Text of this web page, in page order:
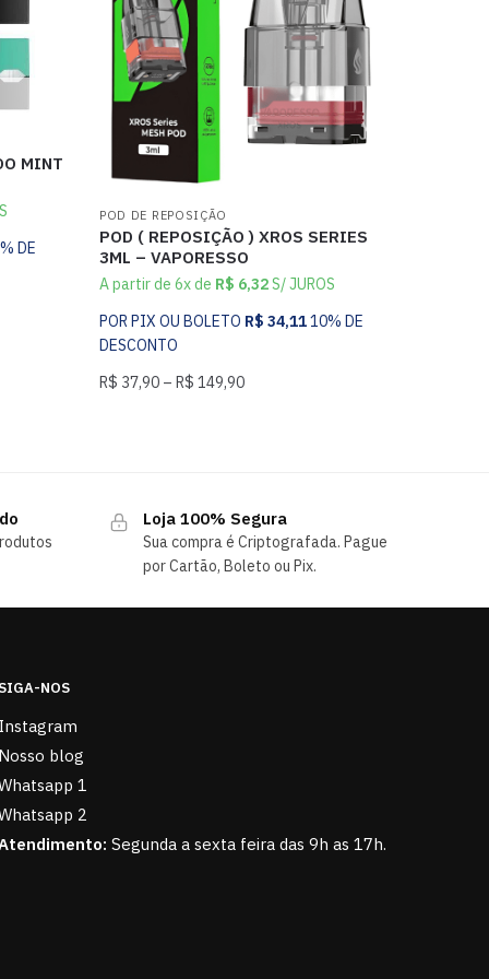
MINT
DE
POD DE REPOSIÇÃO
POD ( REPOSIÇÃO ) XROS SERIES
3ML – VAPORESSO
A partir de 6x de R$ 6,32S/ JUROS
POR PIX OU BOLETO R$ 34,1110% DE
DESCONTO
R$ 37,90– R$ 149,90
Loja 100% Segura
Sua compra é Criptografada. Pague
por Cartão, Boleto ou Pix.
NOS
blog
1
2
Segunda a sexta feira das 9h as 17h.